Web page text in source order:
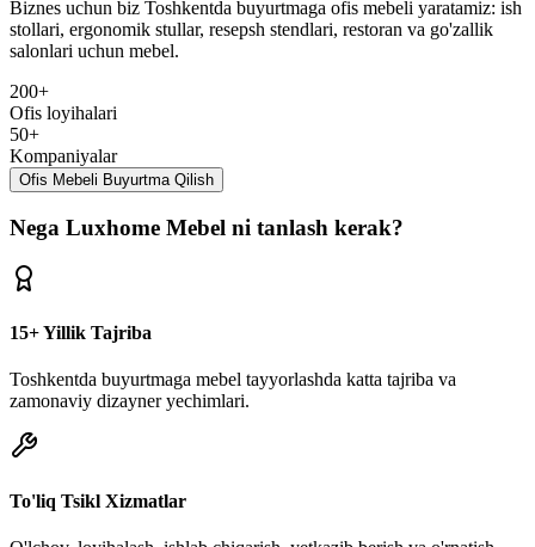
Biznes uchun biz Toshkentda buyurtmaga ofis mebeli yaratamiz: ish
stollari, ergonomik stullar, resepsh stendlari, restoran va go'zallik
salonlari uchun mebel.
200+
Ofis loyihalari
50+
Kompaniyalar
Ofis Mebeli Buyurtma Qilish
Nega Luxhome Mebel ni tanlash kerak?
15+ Yillik Tajriba
Toshkentda buyurtmaga mebel tayyorlashda katta tajriba va
zamonaviy dizayner yechimlari.
To'liq Tsikl Xizmatlar